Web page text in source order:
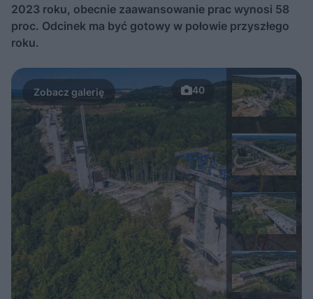
2023 roku, obecnie zaawansowanie prac wynosi 58
proc. Odcinek ma być gotowy w połowie przyszłego
roku.
40